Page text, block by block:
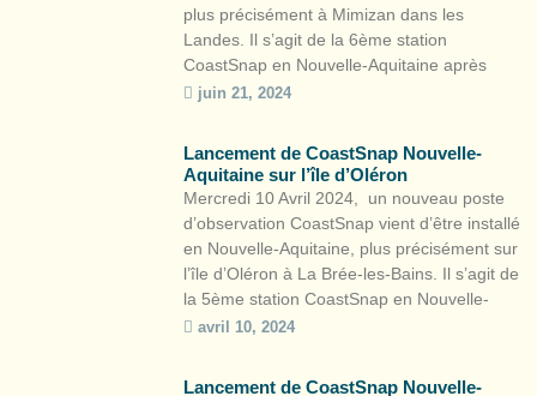
plus précisément à Mimizan dans les
Landes. Il s’agit de la 6ème station
CoastSnap en Nouvelle-Aquitaine après
Lacanau, Capbreton, Saint-Jean-de-Luz,
dans le cadre de l’Observatoire de la côte de
Nouvelle-Aquitaine et de la stratégie locale
[…]
juin 21, 2024
Lancement de CoastSnap Nouvelle-
Aquitaine sur l’île d’Oléron
Mercredi 10 Avril 2024, un nouveau poste
d’observation CoastSnap vient d’être installé
en Nouvelle-Aquitaine, plus précisément sur
l’île d’Oléron à La Brée-les-Bains. Il s’agit de
la 5ème station CoastSnap en Nouvelle-
Aquitaine après Lacanau, Capbreton, Saint-
avril 10, 2024
Lancement de CoastSnap Nouvelle-